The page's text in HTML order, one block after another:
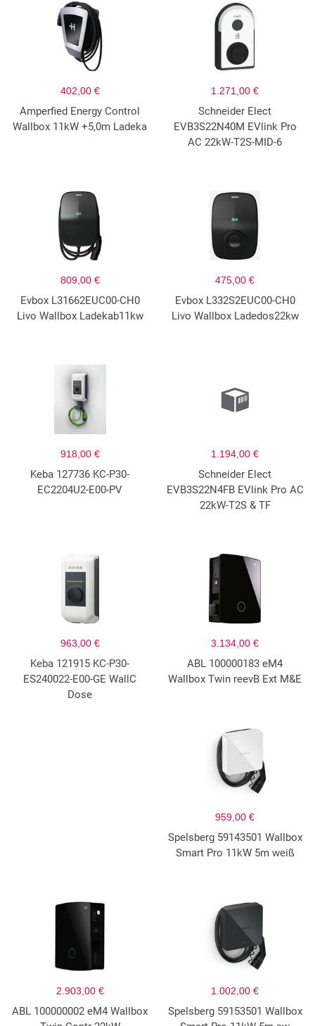
402,00 €
Amperfied Energy Control
Wallbox 11kW +5,0m Ladeka
1.271,00 €
Schneider Elect
EVB3S22N40M EVlink Pro
AC 22kW-T2S-MID-6
809,00 €
Evbox L31662EUC00-CH0
Livo Wallbox Ladekab11kw
475,00 €
Evbox L332S2EUC00-CH0
Livo Wallbox Ladedos22kw
918,00 €
Keba 127736 KC-P30-
EC2204U2-E00-PV
1.194,00 €
Schneider Elect
EVB3S22N4FB EVlink Pro AC
22kW-T2S & TF
963,00 €
Keba 121915 KC-P30-
ES240022-E00-GE WallC
Dose
3.134,00 €
ABL 100000183 eM4
Wallbox Twin reevB Ext M&E
959,00 €
Spelsberg 59143501 Wallbox
Smart Pro 11kW 5m weiß
2.903,00 €
ABL 100000002 eM4 Wallbox
1.002,00 €
Spelsberg 59153501 Wallbox